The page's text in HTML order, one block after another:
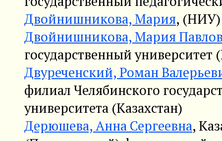
Двойнишникова, Мария, (НИУ)
Двойнишникова, Мария
государственный университет
Двуреченский, Роман
филиал Челябинского
университета (Казахстан)
Дерюшева, Анна Сергеевна,